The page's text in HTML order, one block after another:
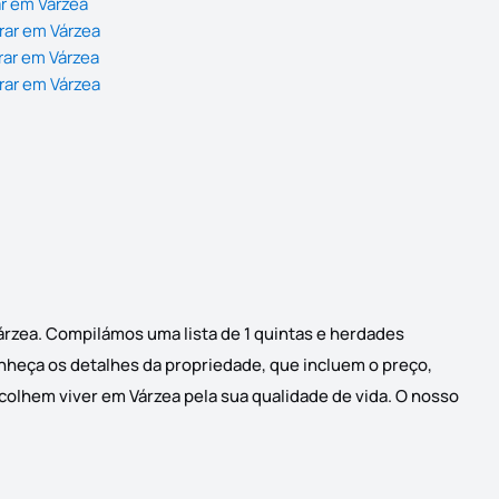
em Várzea
em Várzea
em Várzea
Compilámos uma lista de 1 quintas e herdades
os detalhes da propriedade, que incluem o preço,
viver em Várzea pela sua qualidade de vida. O nosso